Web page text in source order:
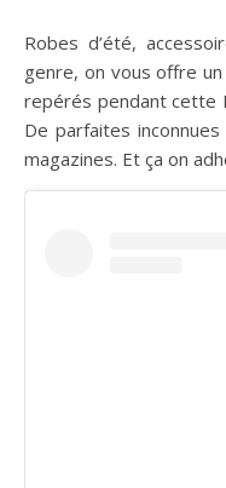
Robes d’été,
genre, on vous offre
repérés pendant cette
De parfaites
magazines. Et ça on